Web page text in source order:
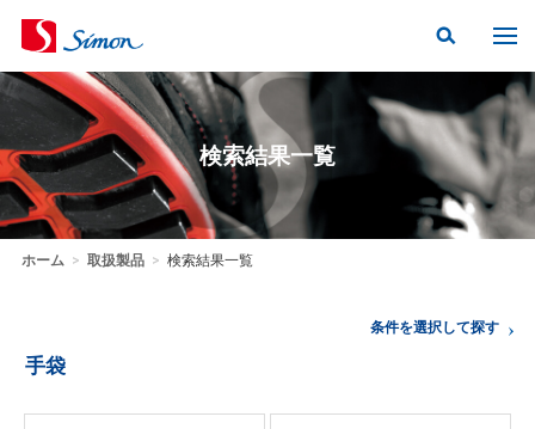
検索結果一覧
ホーム > 取扱製品 > 検索結果一覧
条件を選択して探す
手袋